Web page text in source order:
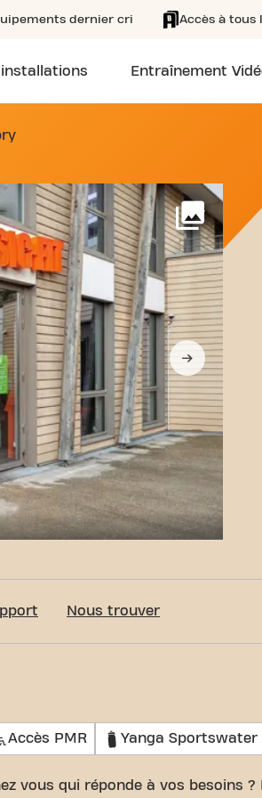
dernier cri Accès à tous
Entraînement
DE LA
Voir plus
Nous trouver
Accès PMR Yanga Sportswater
vous qui réponde à vos besoins ?